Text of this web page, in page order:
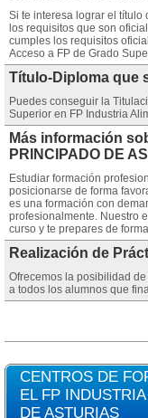
Si te interesa lograr el título
los requisitos que son
cumples los requisitos
Acceso a FP de Grado
Título-Diploma que
Puedes conseguir la
Superior en FP Industria
Más información
PRINCIPADO DE
Estudiar formación
posicionarse de forma
es una formación con
profesionalmente. Nuestro
curso y te prepares de
Realización de
Ofrecemos la posibilidad
a todos los alumnos que
CENTROS DE
EL FP
DE ASTURIAS